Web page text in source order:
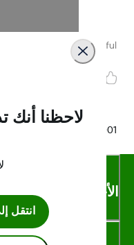
Was this article
LBL016698
والشروط
لاحظنا أنك
لا
انتقل إلى